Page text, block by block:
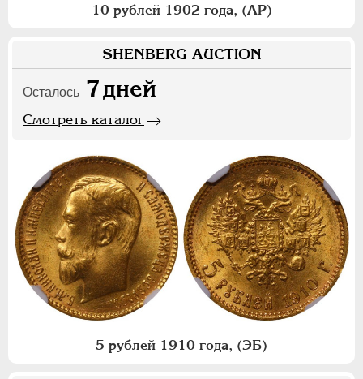
10 рублей 1902 года, (АР)
SHENBERG AUCTION
Осталось 7дней
Смотреть каталог
5 рублей 1910 года, (ЭБ)